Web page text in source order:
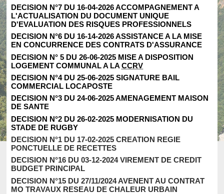
DECISION N°7 DU 16-04-2026 ACCOMPAGNEMENT A
L'ACTUALISATION DU DOCUMENT UNIQUE
D'EVALUATION DES RISQUES PROFESSIONNELS
DECISION N°6 DU 16-14-2026 ASSISTANCE A LA MISE
EN CONCURRENCE DES CONTRATS D'ASSURANCE
DECISION N° 5 DU 26-06-2025 MISE A DISPOSITION
LOGEMENT COMMUNAL A LACCRV
DECISION N°4 DU 25-06-2025 SIGNATURE BAIL
COMMERCIAL LOCAPOSTE
DECISION N°3 DU 24-06-2025 AMENAGEMENT MAISON
DE SANTE
DECISION N°2 DU 26-02-2025 MODERNISATION DU
STADE DE RUGBY
DECISION N°1 DU 17-02-2025 CREATION REGIE
PONCTUELLE DE RECETTES
DECISION N°16 DU 03-12-2024 VIREMENT DE CREDIT
BUDGET PRINCIPAL
DECISION N°15 DU 27/11/2024 AVENENT AU CONTRAT
MO TRAVAUX RESEAU DE CHALEUR URBAIN